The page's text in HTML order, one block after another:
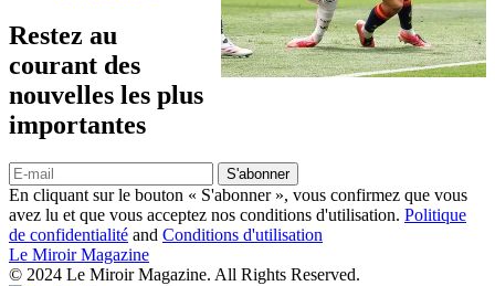
Restez au
courant des
nouvelles les plus
importantes
S'abonner
En cliquant sur le bouton « S'abonner », vous confirmez que vous
avez lu et que vous acceptez nos conditions d'utilisation. Politique
de confidentialité and Conditions d'utilisation
Le Miroir Magazine
© 2024 Le Miroir Magazine. All Rights Reserved.